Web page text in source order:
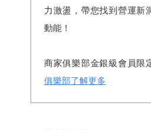
力激盪，帶您找到營運新
動能！
商家俱樂部金銀級會員限
俱樂部了解更多